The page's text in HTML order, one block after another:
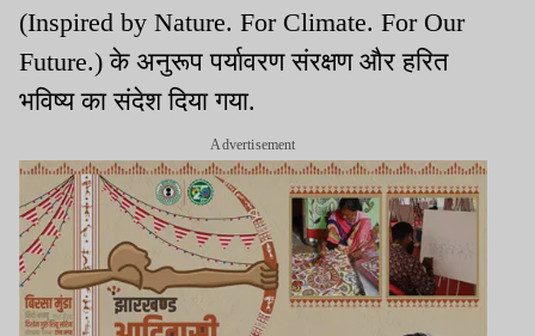
(Inspired by Nature. For Climate. For Our
Future.) के अनुरूप पर्यावरण संरक्षण और हरित
भविष्य का संदेश दिया गया.
Advertisement